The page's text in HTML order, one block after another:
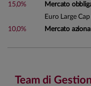
15,0%
Mercato
Euro Large
10,0%
Mercato
Team di